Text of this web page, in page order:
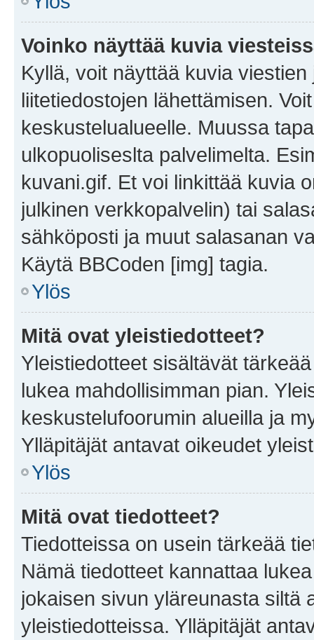
Voinko näyttää kuvia
Kyllä, voit näyttää kuvia
liitetiedostojen lähettämisen.
keskustelualueelle. Muussa
ulkopuoliseslta palvelimelta.
kuvani.gif. Et voi linkittää kuvia
julkinen verkkopalvelin) tai
sähköposti ja muut salasanan
Käytä BBCoden [img] tagia.
Ylös
Mitä ovat yleistiedotteet?
Yleistiedotteet sisältävät
lukea mahdollisimman pian.
keskustelufoorumin alueilla ja
Ylläpitäjät antavat oikeudet
Ylös
Mitä ovat tiedotteet?
Tiedotteissa on usein tärkeää
Nämä tiedotteet kannattaa
jokaisen sivun yläreunasta siltä
yleistiedotteissa. Ylläpitäjät